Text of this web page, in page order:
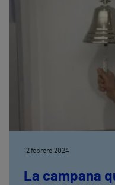
12 febrero 2024
La campana